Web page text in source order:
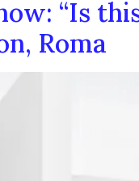
“Is
Roma